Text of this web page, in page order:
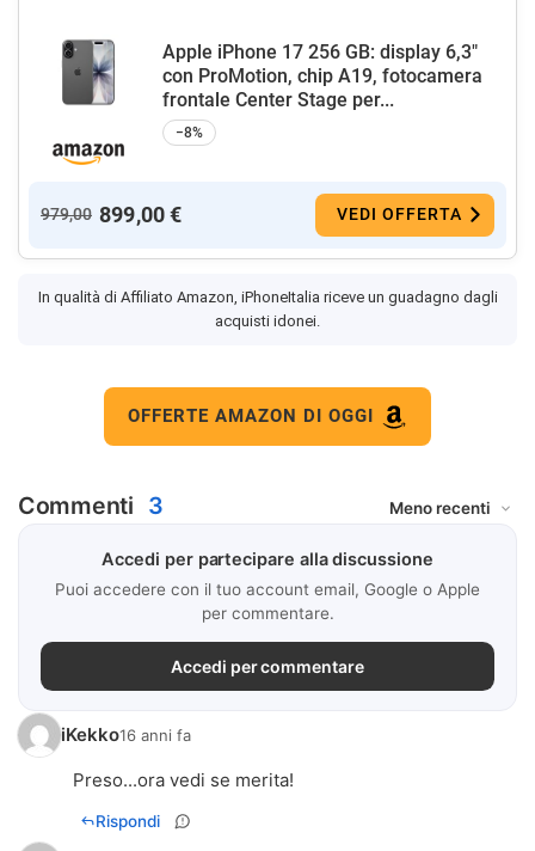
Apple iPhone 17 256 GB: display 6,3"
con ProMotion, chip A19, fotocamera
frontale Center Stage per...
−8%
979,00 899,00 € VEDI OFFERTA
In qualità di Affiliato Amazon, iPhoneItalia riceve un guadagno dagli
acquisti idonei.
OFFERTE AMAZON DI OGGI
Commenti 3
Accedi per partecipare alla discussione
Puoi accedere con il tuo account email, Google o Apple
per commentare.
Accedi per commentare
iKekko16 anni fa
Preso...ora vedi se merita!
Rispondi